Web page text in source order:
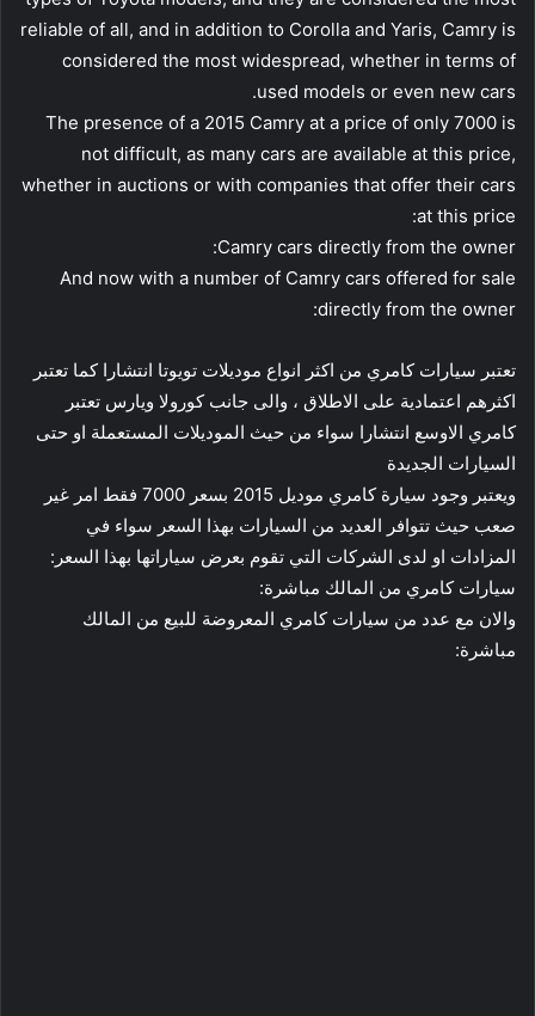
reliable of all, and in addition to Corolla and Yaris, Camry is
considered the most widespread, whether in terms of
used models or even new cars.
The presence of a 2015 Camry at a price of only 7000 is
not difficult, as many cars are available at this price,
whether in auctions or with companies that offer their cars
at this price:
Camry cars directly from the owner:
And now with a number of Camry cars offered for sale
directly from the owner:
تعتبر سيارات كامري من اكثر انواع موديلات تويوتا انتشارا كما تعتبر
اكثرهم اعتمادية على الاطلاق ، والى جانب كورولا ويارس تعتبر
كامري الاوسع انتشارا سواء من حيث الموديلات المستعملة او حتى
السيارات الجديدة
ويعتبر وجود سيارة كامري موديل 2015 بسعر 7000 فقط امر غير
صعب حيث تتوافر العديد من السيارات بهذا السعر سواء في
المزادات او لدى الشركات التي تقوم بعرض سياراتها بهذا السعر:
سيارات كامري من المالك مباشرة:
والان مع عدد من سيارات كامري المعروضة للبيع من المالك
مباشرة: